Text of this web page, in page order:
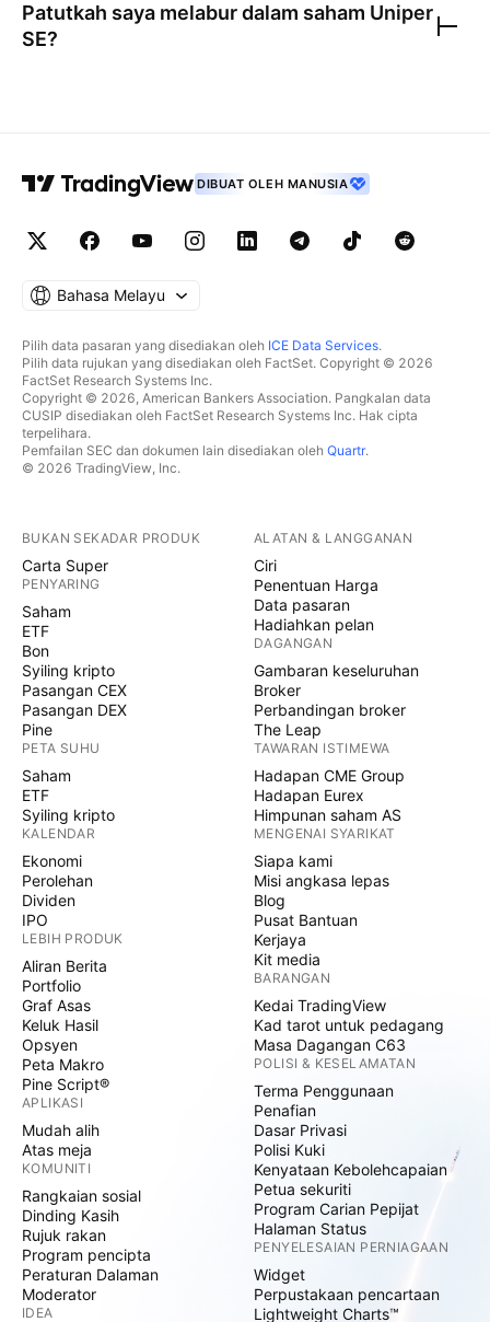
Patutkah saya melabur dalam saham Uniper
SE?
DIBUAT OLEH MANUSIA
Bahasa Melayu
Pilih data pasaran yang disediakan oleh ICE Data Services.
Pilih data rujukan yang disediakan oleh FactSet. Copyright © 2026
FactSet Research Systems Inc.
Copyright © 2026, American Bankers Association. Pangkalan data
CUSIP disediakan oleh FactSet Research Systems Inc. Hak cipta
terpelihara.
Pemfailan SEC dan dokumen lain disediakan oleh Quartr.
© 2026 TradingView, Inc.
BUKAN SEKADAR PRODUK
Carta Super
PENYARING
Saham
ETF
Bon
Syiling kripto
Pasangan CEX
Pasangan DEX
Pine
PETA SUHU
Saham
ETF
Syiling kripto
KALENDAR
Ekonomi
Perolehan
Dividen
IPO
LEBIH PRODUK
Aliran Berita
Portfolio
Graf Asas
Keluk Hasil
Opsyen
Peta Makro
Pine Script®
APLIKASI
Mudah alih
Atas meja
KOMUNITI
Rangkaian sosial
Dinding Kasih
Rujuk rakan
Program pencipta
Peraturan Dalaman
Moderator
IDEA
ALATAN & LANGGANAN
Ciri
Penentuan Harga
Data pasaran
Hadiahkan pelan
DAGANGAN
Gambaran keseluruhan
Broker
Perbandingan broker
The Leap
TAWARAN ISTIMEWA
Hadapan CME Group
Hadapan Eurex
Himpunan saham AS
MENGENAI SYARIKAT
Siapa kami
Misi angkasa lepas
Blog
Pusat Bantuan
Kerjaya
Kit media
BARANGAN
Kedai TradingView
Kad tarot untuk pedagang
Masa Dagangan C63
POLISI & KESELAMATAN
Terma Penggunaan
Penafian
Dasar Privasi
Polisi Kuki
Kenyataan Kebolehcapaian
Petua sekuriti
Program Carian Pepijat
Halaman Status
PENYELESAIAN PERNIAGAAN
Widget
Perpustakaan pencartaan
Lightweight Charts™